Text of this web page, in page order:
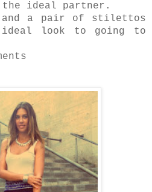
ideal partner.
and a pair of stilettos
ideal look to going to